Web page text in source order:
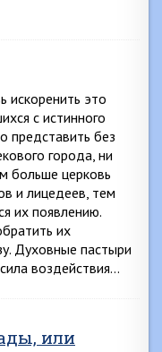
искоренить это
с истинного
представить без
города, ни
больше церковь
и лицедеев, тем
их появлению.
их
Духовные пастыри
воздействия…
или